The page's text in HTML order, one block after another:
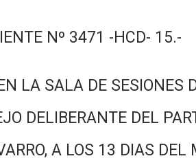
Nº 3471 -HCD- 15.-
LA SALA DE SESIONES
DELIBERANTE DEL
A LOS 13 DIAS DEL